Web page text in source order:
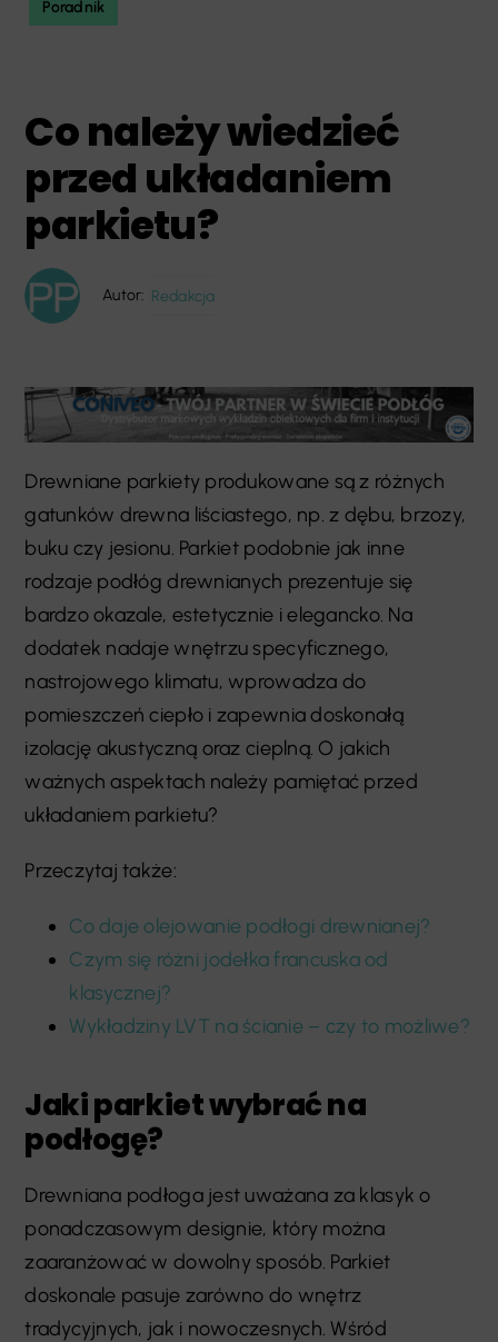
Poradnik
Co należy wiedzieć
przed układaniem
parkietu?
Autor: Redakcja
Drewniane parkiety produkowane są z różnych
gatunków drewna liściastego, np. z dębu, brzozy,
buku czy jesionu. Parkiet podobnie jak inne
rodzaje podłóg drewnianych prezentuje się
bardzo okazale, estetycznie i elegancko. Na
dodatek nadaje wnętrzu specyficznego,
nastrojowego klimatu, wprowadza do
pomieszczeń ciepło i zapewnia doskonałą
izolację akustyczną oraz cieplną. O jakich
ważnych aspektach należy pamiętać przed
układaniem parkietu?
Przeczytaj także:
Co daje olejowanie podłogi drewnianej?
Czym się różni jodełka francuska od
klasycznej?
Wykładziny LVT na ścianie – czy to możliwe?
Jaki parkiet wybrać na
podłogę?
Drewniana podłoga jest uważana za klasyk o
ponadczasowym designie, który można
zaaranżować w dowolny sposób. Parkiet
doskonale pasuje zarówno do wnętrz
tradycyjnych, jak i nowoczesnych. Wśród